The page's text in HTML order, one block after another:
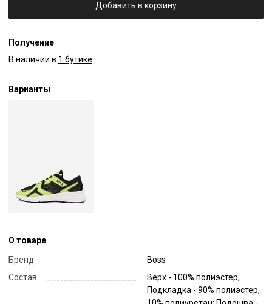
Добавить в корзину
Получение
В наличии в 1 бутике
Варианты
О товаре
Бренд
Boss
Состав
Верх - 100% полиэстер;
Подкладка - 90% полиэстер,